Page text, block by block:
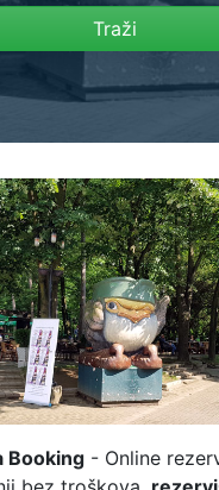
Traži
Booking - Online